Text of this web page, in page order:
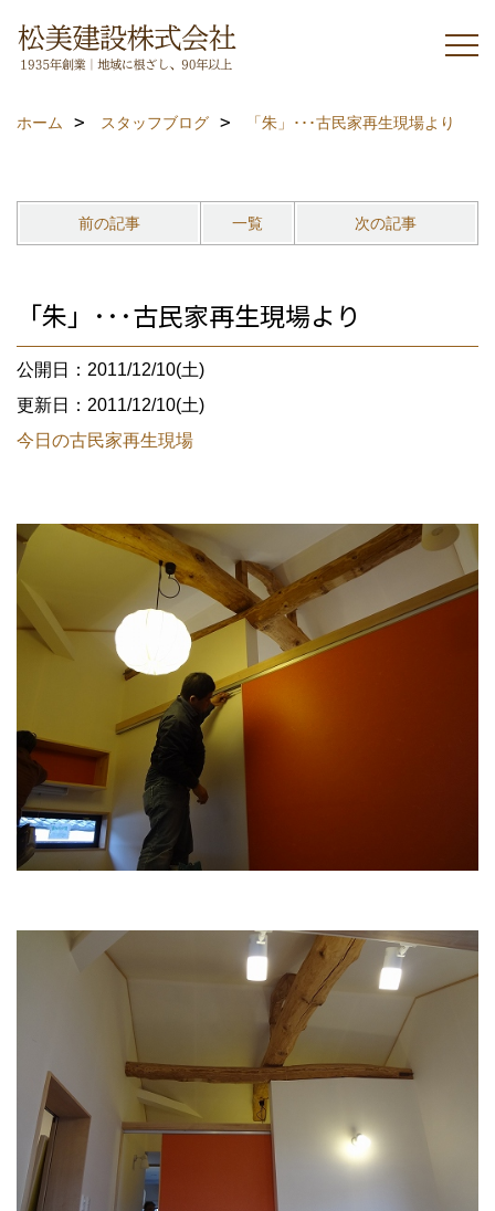
ホーム スタッフブログ 「朱」･･･古民家再生現場より
前の記事 一覧 次の記事
「朱」･･･古民家再生現場より
公開日：2011/12/10(土)
更新日：2011/12/10(土)
今日の古民家再生現場